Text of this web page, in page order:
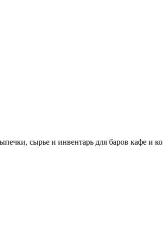
сырье и инвентарь для баров кафе и